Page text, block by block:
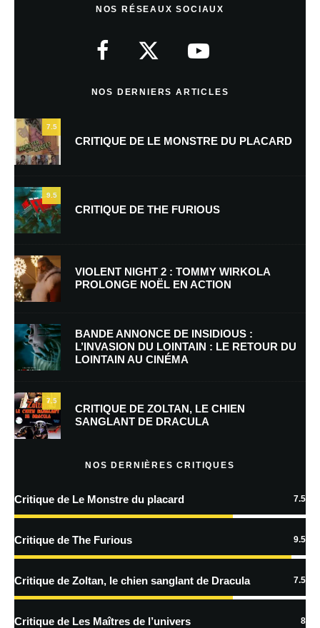
Nom*
E-mail *
Enregistrer mon nom, mon e-mail et mon site dans le navigateur pour
mon prochain commentaire.
Prévenez-moi de tous les nouveaux commentaires par e-mail.
Prévenez-moi de tous les nouveaux articles par e-mail.
En savoir
traitées
NOS RÉSEAUX SOCIAUX
NOS DERNIERS ARTICLES
7.5
CRITIQUE DE LE MONSTRE DU PLACARD
9.5
CRITIQUE DE THE FURIOUS
VIOLENT NIGHT 2 : TOMMY WIRKOLA
PROLONGE NOËL EN ACTION
BANDE ANNONCE DE INSIDIOUS :
L’INVASION DU LOINTAIN : LE RETOUR DU
LOINTAIN AU CINÉMA
7.5
CRITIQUE DE ZOLTAN, LE CHIEN
SANGLANT DE DRACULA
NOS DERNIÈRES CRITIQUES
Critique de Le Monstre du placard 7.5
Critique de The Furious 9.5
Critique de Zoltan, le chien sanglant de Dracula 7.5
Critique de Les Maîtres de l’univers 8